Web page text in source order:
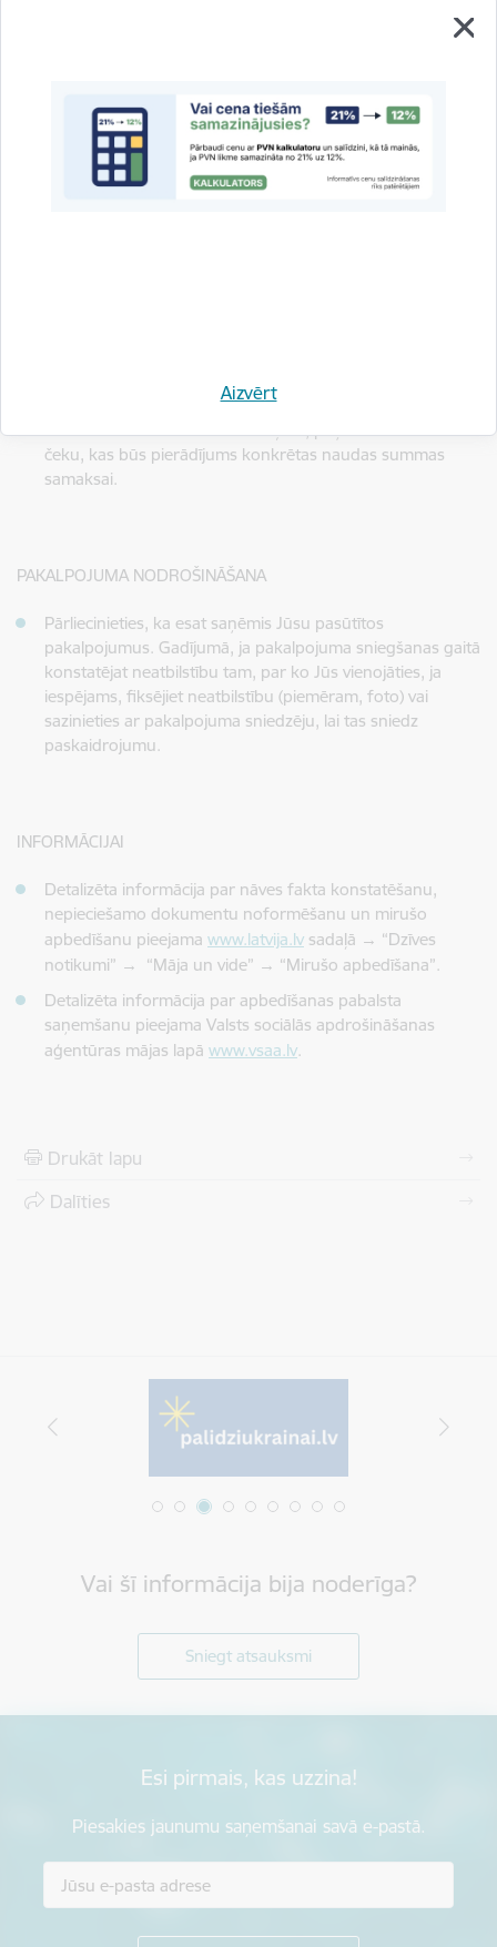
Aizvērt
vienošanās tiek noformēta rakstiski (noslēdzot līgumu
un/vai saņemot, piemēram, pasūtījuma veidlapu, kur
detalizēti norādīti pasūtītie pakalpojumi un maksa par
tiem), tādā veidā abām pusēm būs skaidrs, par kādiem
Ja veicat skaidras naudas norēķinu, paņemiet kvīti vai
čeku, kas būs pierādījums konkrētas naudas summas
samaksai.
PAKALPOJUMA NODROŠINĀŠANA
Pārliecinieties, ka esat saņēmis Jūsu pasūtītos
pakalpojumus. Gadījumā, ja pakalpojuma sniegšanas gaitā
konstatējat neatbilstību tam, par ko Jūs vienojāties, ja
iespējams, fiksējiet neatbilstību (piemēram, foto) vai
sazinieties ar pakalpojuma sniedzēju, lai tas sniedz
paskaidrojumu.
INFORMĀCIJAI
Detalizēta informācija par nāves fakta konstatēšanu,
nepieciešamo dokumentu noformēšanu un mirušo
apbedīšanu pieejama www.latvija.lv sadaļā → “Dzīves
notikumi” → “Māja un vide” → “Mirušo apbedīšana”.
Detalizēta informācija par apbedīšanas pabalsta
saņemšanu pieejama Valsts sociālās apdrošināšanas
aģentūras mājas lapā www.vsaa.lv.
Drukāt lapu
Dalīties
Vai šī informācija bija noderīga?
Sniegt atsauksmi
Esi pirmais, kas uzzina!
Piesakies jaunumu saņemšanai savā e-pastā.